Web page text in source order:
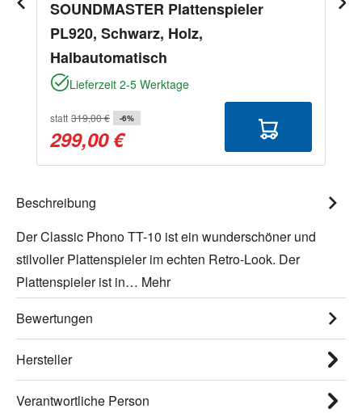
SOUNDMASTER Plattenspieler
PL920, Schwarz, Holz,
Halbautomatisch
Lieferzeit 2-5 Werktage
statt 319,00 € -6%
299,00 €
Beschreibung
Der Classic Phono TT-10 ist ein wunderschöner und
stilvoller Plattenspieler im echten Retro-Look. Der
Plattenspieler ist in… Mehr
Bewertungen
Hersteller
Verantwortliche Person